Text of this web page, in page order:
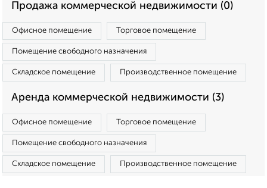
Продажа коммерческой недвижимости (0)
Офисное помещение Торговое помещение
Помещение свободного назначения
Складское помещение Производственное помещение
Аренда коммерческой недвижимости (3)
Офисное помещение Торговое помещение
Помещение свободного назначения
Складское помещение Производственное помещение